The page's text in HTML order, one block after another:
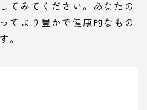
てみてください。あなたの
てより豊かで健康的なもの
。